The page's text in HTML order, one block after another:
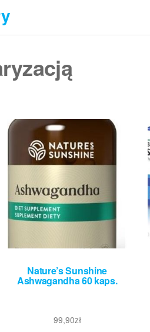
Nature’s Sunshine
Ashwagandha 60 kaps.
99,90zł